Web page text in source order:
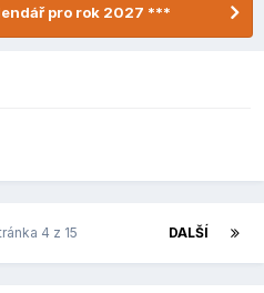
pro rok 2027 ***
DALŠÍ
4 z 15